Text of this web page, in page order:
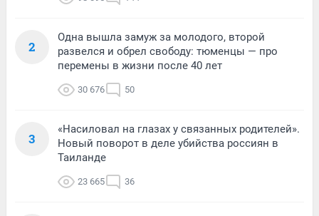
2
Одна вышла замуж за молодого, второй
развелся и обрел свободу: тюменцы — про
перемены в жизни после 40 лет
30 676 50
3
«Насиловал на глазах у связанных родителей».
Новый поворот в деле убийства россиян в
Таиланде
23 665 36